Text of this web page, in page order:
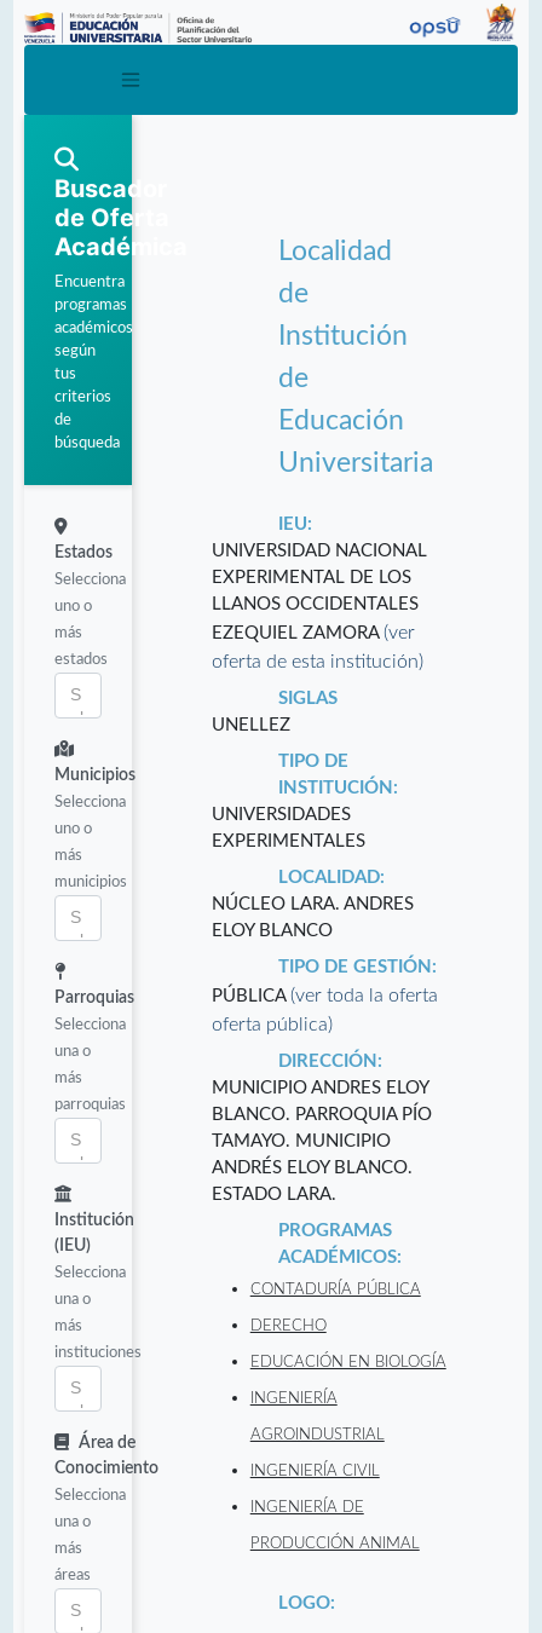
Buscador
de Oferta
Académica
Encuentra
programas
académicos
según
tus
criterios
de
búsqueda
Estados
Selecciona
uno o
más
estados
Municipios
Selecciona
uno o
más
municipios
Parroquias
Selecciona
una o
más
parroquias
Institución
(IEU)
Selecciona
una o
más
instituciones
Área de
Conocimiento
Selecciona
una o
más
áreas
Localidad
de
Institución
de
Educación
Universitaria
IEU:
UNIVERSIDAD NACIONAL
EXPERIMENTAL DE LOS
LLANOS OCCIDENTALES
EZEQUIEL ZAMORA (ver
oferta de esta institución)
SIGLAS
UNELLEZ
TIPO DE
INSTITUCIÓN:
UNIVERSIDADES
EXPERIMENTALES
LOCALIDAD:
NÚCLEO LARA. ANDRES
ELOY BLANCO
TIPO DE GESTIÓN:
PÚBLICA (ver toda la oferta
oferta pública)
DIRECCIÓN:
MUNICIPIO ANDRES ELOY
BLANCO. PARROQUIA PÍO
TAMAYO. MUNICIPIO
ANDRÉS ELOY BLANCO.
ESTADO LARA.
PROGRAMAS
ACADÉMICOS:
CONTADURÍA PÚBLICA
DERECHO
EDUCACIÓN EN BIOLOGÍA
INGENIERÍA
AGROINDUSTRIAL
INGENIERÍA CIVIL
INGENIERÍA DE
PRODUCCIÓN ANIMAL
LOGO: